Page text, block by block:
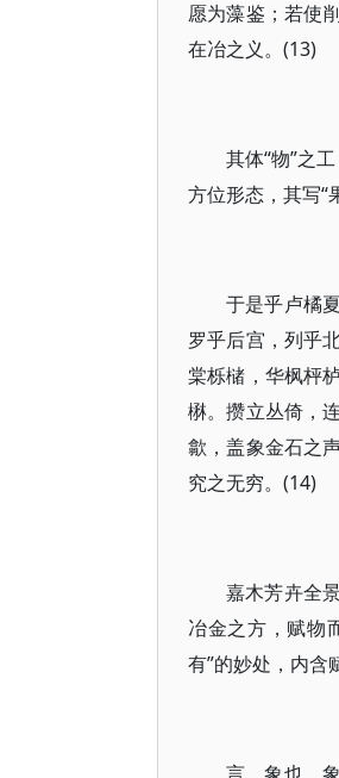
愿为藻鉴；若使
在冶之义。(13)
其体“物”之
方位形态，其写“
于是乎卢橘
罗乎后宫，列乎
棠栎槠，华枫枰
楙。攒立丛倚，
歙，盖象金石之
究之无穷。(14)
嘉木芳卉全
冶金之方，赋物
有”的妙处，内含